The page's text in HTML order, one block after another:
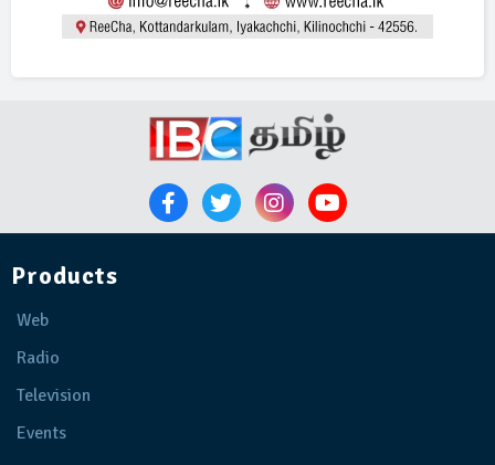
Products
Web
Radio
Television
Events